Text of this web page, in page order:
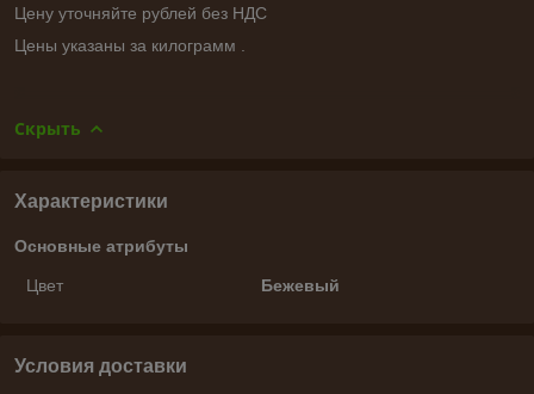
Цену уточняйте рублей без НДС
Цены указаны за килограмм .
Скрыть
Характеристики
Основные атрибуты
Цвет Бежевый
Условия доставки